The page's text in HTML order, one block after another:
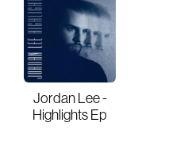
Jordan Lee -
Highlights Ep